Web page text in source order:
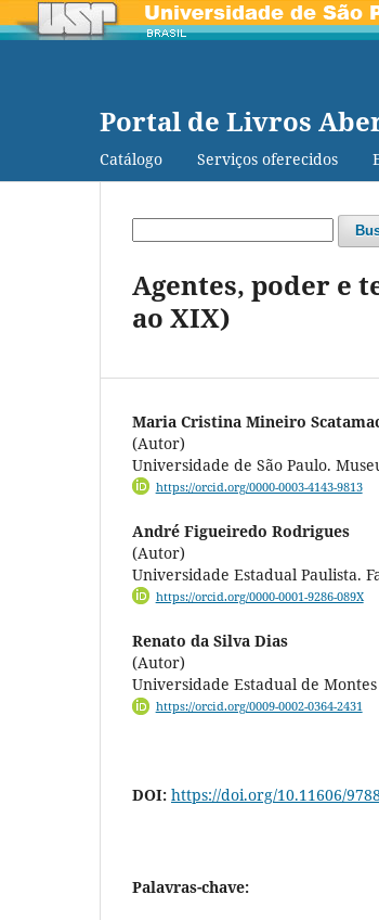
Portal de Livros
Catálogo Serviços oferecidos
Agentes, poder e
ao XIX)
Maria Cristina Mineiro
(Autor)
Universidade de São Paulo.
https://orcid.org/0000-0003-4143-9813
André Figueiredo Rodrigues
(Autor)
Universidade Estadual Paulista.
https://orcid.org/0000-0001-9286-089X
Renato da Silva Dias
(Autor)
Universidade Estadual de
https://orcid.org/0009-0002-0364-2431
DOI: https://doi.org/10.11606/
Palavras-chave: